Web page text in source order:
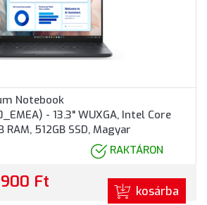
Notebook
- 13.3" WUXGA, Intel Core
512GB SSD, Magyar
11 Professional, 3 év garancia,
RAKTÁRON
Ft kosárba